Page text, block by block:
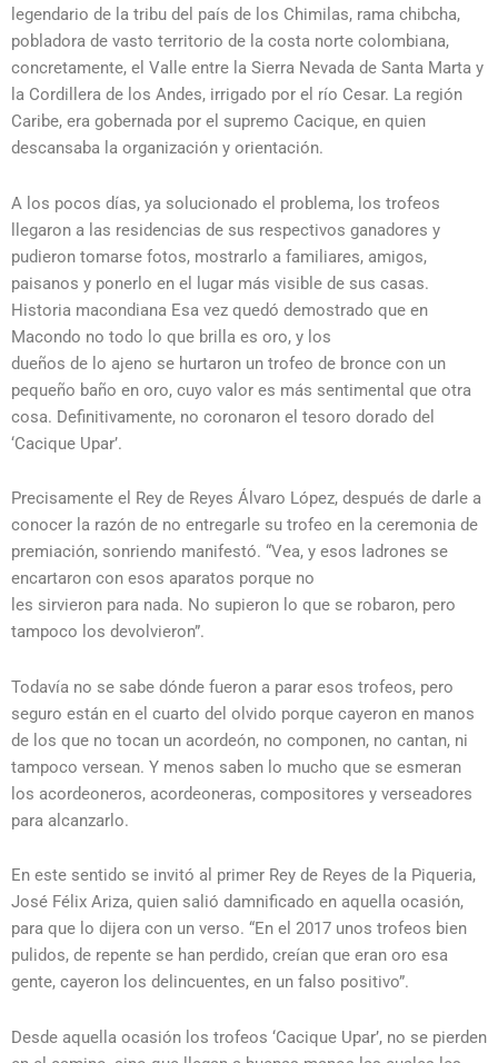
legendario de la tribu del país de los Chimilas, rama chibcha,
pobladora de vasto territorio de la costa norte colombiana,
concretamente, el Valle entre la Sierra Nevada de Santa Marta y
la Cordillera de los Andes, irrigado por el río Cesar. La región
Caribe, era gobernada por el supremo Cacique, en quien
descansaba la organización y orientación.
A los pocos días, ya solucionado el problema, los trofeos
llegaron a las residencias de sus respectivos ganadores y
pudieron tomarse fotos, mostrarlo a familiares, amigos,
paisanos y ponerlo en el lugar más visible de sus casas.
Historia macondiana Esa vez quedó demostrado que en
Macondo no todo lo que brilla es oro, y los
dueños de lo ajeno se hurtaron un trofeo de bronce con un
pequeño baño en oro, cuyo valor es más sentimental que otra
cosa. Definitivamente, no coronaron el tesoro dorado del
‘Cacique Upar’.
Precisamente el Rey de Reyes Álvaro López, después de darle a
conocer la razón de no entregarle su trofeo en la ceremonia de
premiación, sonriendo manifestó. “Vea, y esos ladrones se
encartaron con esos aparatos porque no
les sirvieron para nada. No supieron lo que se robaron, pero
tampoco los devolvieron”.
Todavía no se sabe dónde fueron a parar esos trofeos, pero
seguro están en el cuarto del olvido porque cayeron en manos
de los que no tocan un acordeón, no componen, no cantan, ni
tampoco versean. Y menos saben lo mucho que se esmeran
los acordeoneros, acordeoneras, compositores y verseadores
para alcanzarlo.
En este sentido se invitó al primer Rey de Reyes de la Piqueria,
José Félix Ariza, quien salió damnificado en aquella ocasión,
para que lo dijera con un verso. “En el 2017 unos trofeos bien
pulidos, de repente se han perdido, creían que eran oro esa
gente, cayeron los delincuentes, en un falso positivo”.
Desde aquella ocasión los trofeos ‘Cacique Upar’, no se pierden